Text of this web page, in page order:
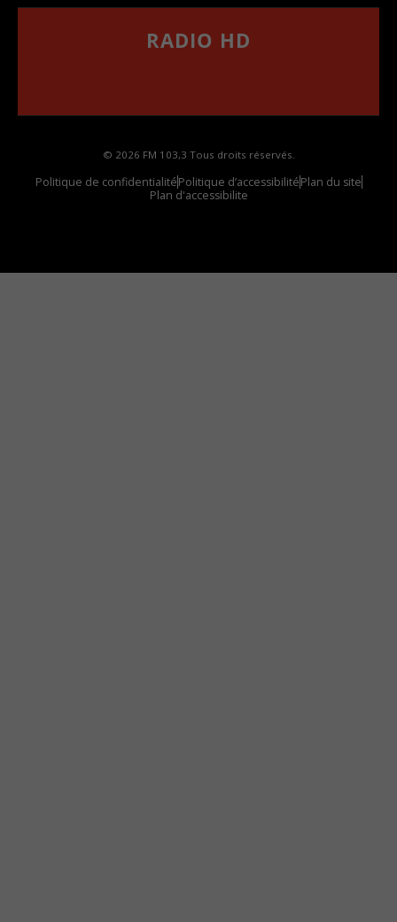
RADIO HD
© 2026 FM 103,3 Tous droits réservés.
Politique de confidentialitéPolitique d’accessibilitéPlan du site
Plan d'accessibilite